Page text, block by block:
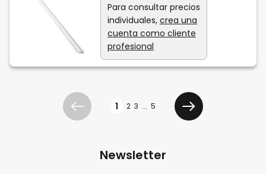
Para consultar precios
individuales, crea una
cuenta como cliente
profesional
Anterior 1 2 3 ... 5
Siguiente
Newsletter